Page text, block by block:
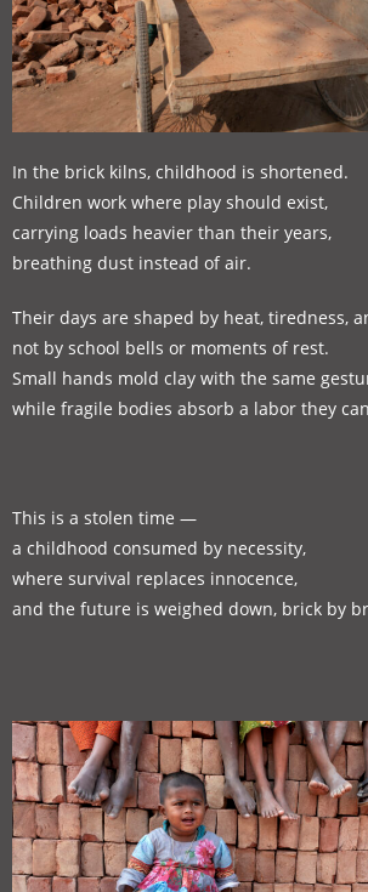
In the brick kilns, childhood is shortened.
Children work where play should exist,
carrying loads heavier than their years,
breathing dust instead of air.
Their days are shaped by heat, tiredness,
not by school bells or moments of rest.
Small hands mold clay with the same
while fragile bodies absorb a labor they
This is a stolen time —
a childhood consumed by necessity,
where survival replaces innocence,
and the future is weighed down, brick by